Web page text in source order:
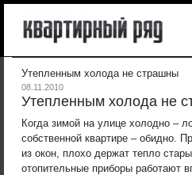
Утепленным холода не страшны
08.11.2010
Утепленным холода не
Когда зимой на улице холодно –
собственной квартире – обидно.
из окон, плохо держат тепло
отопительные приборы работают